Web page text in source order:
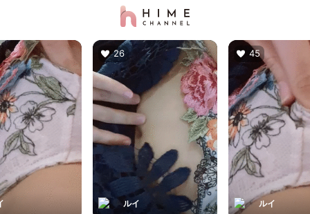
26
ルイ
45
ルイ